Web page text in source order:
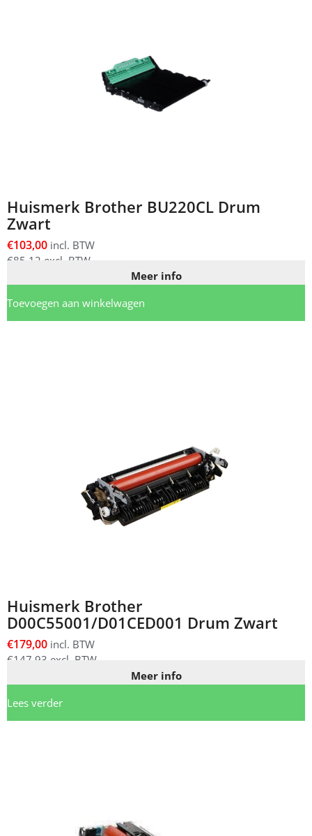
Huismerk Brother BU220CL Drum
Zwart
€103,00 incl. BTW
€85,12 excl. BTW
Meer info
Toevoegen aan winkelwagen
Huismerk Brother
D00C55001/D01CED001 Drum Zwart
€179,00 incl. BTW
€147,93 excl. BTW
Meer info
Lees verder